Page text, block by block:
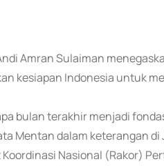
Amran Sulaiman
kesiapan Indonesia untuk
bulan terakhir menjadi
Mentan dalam keterangan di
Nasional (Rakor)